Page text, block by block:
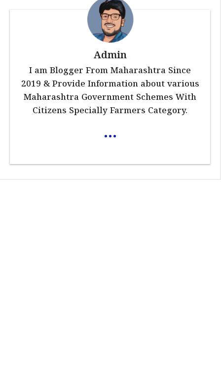
Admin
I am Blogger From Maharashtra Since
2019 & Provide Information about various
Maharashtra Government Schemes With
Citizens Specially Farmers Category.
...